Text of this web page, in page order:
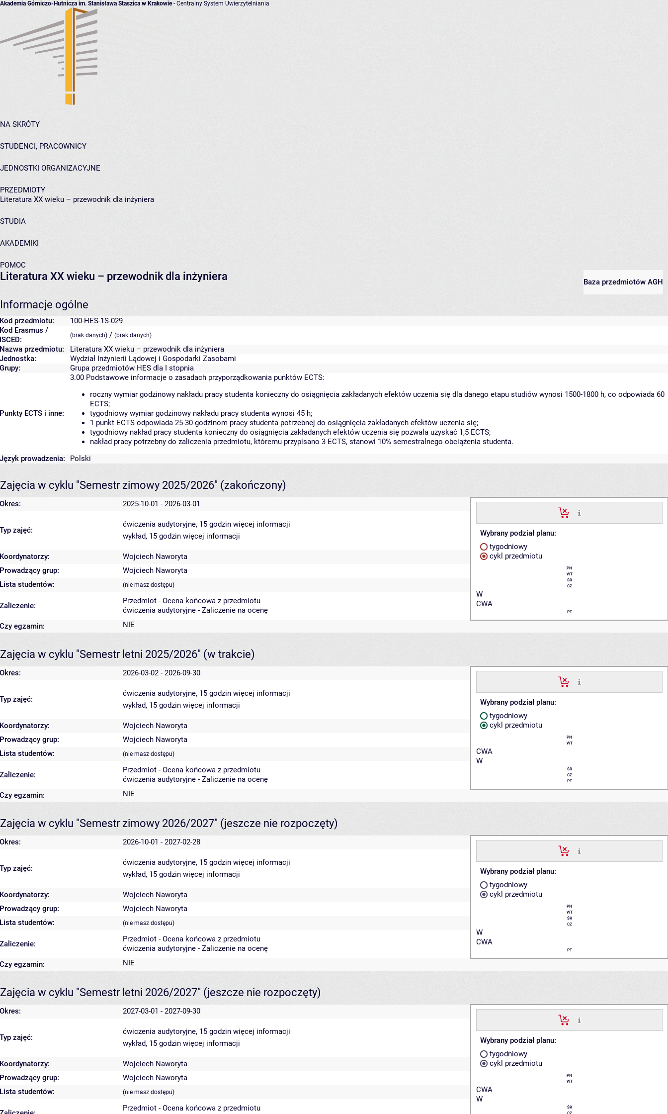
Akademia Górniczo-Hutnicza im. Stanisława Staszica w Krakowie- Centralny System Uwierzytelniania
NA SKRÓTY
STUDENCI, PRACOWNICY
JEDNOSTKI ORGANIZACYJNE
PRZEDMIOTY
Literatura XX wieku – przewodnik dla inżyniera
STUDIA
AKADEMIKI
POMOC
Baza przedmiotów AGH
Literatura XX wieku – przewodnik dla inżyniera
Informacje ogólne
Kod przedmiotu:
100-HES-1S-029
Kod Erasmus /
ISCED:
(brak danych) / (brak danych)
Nazwa przedmiotu:
Literatura XX wieku – przewodnik dla inżyniera
Jednostka:
Wydział Inżynierii Lądowej i Gospodarki Zasobami
Grupy:
Grupa przedmiotów HES dla I stopnia
Punkty ECTS i inne:
3.00 Podstawowe informacje o zasadach przyporządkowania punktów ECTS:
roczny wymiar godzinowy nakładu pracy studenta konieczny do osiągnięcia zakładanych efektów uczenia się dla danego etapu studiów wynosi 1500-1800 h, co odpowiada 60
ECTS;
tygodniowy wymiar godzinowy nakładu pracy studenta wynosi 45 h;
1 punkt ECTS odpowiada 25-30 godzinom pracy studenta potrzebnej do osiągnięcia zakładanych efektów uczenia się;
tygodniowy nakład pracy studenta konieczny do osiągnięcia zakładanych efektów uczenia się pozwala uzyskać 1,5 ECTS;
nakład pracy potrzebny do zaliczenia przedmiotu, któremu przypisano 3 ECTS, stanowi 10% semestralnego obciążenia studenta.
Język prowadzenia:
Polski
Zajęcia w cyklu "Semestr zimowy 2025/2026" (zakończony)
Okres: 2025-10-01 - 2026-03-01
Wybrany podział planu:
tygodniowy
cykl przedmiotu
PN
WT
ŚR
CZ
W
CWA
PT
Typ zajęć:
ćwiczenia audytoryjne, 15 godzin więcej informacji
wykład, 15 godzin więcej informacji
Koordynatorzy:
Wojciech Naworyta
Prowadzący grup:
Wojciech Naworyta
Lista studentów:
(nie masz dostępu)
Zaliczenie:
Przedmiot - Ocena końcowa z przedmiotu
ćwiczenia audytoryjne - Zaliczenie na ocenę
Czy egzamin:
NIE
Zajęcia w cyklu "Semestr letni 2025/2026" (w trakcie)
Okres: 2026-03-02 - 2026-09-30
Wybrany podział planu:
tygodniowy
cykl przedmiotu
PN
WT
CWA
W
ŚR
CZ
PT
Typ zajęć:
ćwiczenia audytoryjne, 15 godzin więcej informacji
wykład, 15 godzin więcej informacji
Koordynatorzy:
Wojciech Naworyta
Prowadzący grup:
Wojciech Naworyta
Lista studentów:
(nie masz dostępu)
Zaliczenie:
Przedmiot - Ocena końcowa z przedmiotu
ćwiczenia audytoryjne - Zaliczenie na ocenę
Czy egzamin:
NIE
Zajęcia w cyklu "Semestr zimowy 2026/2027" (jeszcze nie rozpoczęty)
Okres: 2026-10-01 - 2027-02-28
Wybrany podział planu:
tygodniowy
cykl przedmiotu
PN
WT
ŚR
CZ
W
CWA
PT
Typ zajęć:
ćwiczenia audytoryjne, 15 godzin więcej informacji
wykład, 15 godzin więcej informacji
Koordynatorzy:
Wojciech Naworyta
Prowadzący grup:
Wojciech Naworyta
Lista studentów:
(nie masz dostępu)
Zaliczenie:
Przedmiot - Ocena końcowa z przedmiotu
ćwiczenia audytoryjne - Zaliczenie na ocenę
Czy egzamin:
NIE
Zajęcia w cyklu "Semestr letni 2026/2027" (jeszcze nie rozpoczęty)
Okres: 2027-03-01 - 2027-09-30
Wybrany podział planu:
tygodniowy
cykl przedmiotu
PN
WT
CWA
W
ŚR
Typ zajęć:
ćwiczenia audytoryjne, 15 godzin więcej informacji
wykład, 15 godzin więcej informacji
Koordynatorzy:
Wojciech Naworyta
Prowadzący grup:
Wojciech Naworyta
Lista studentów:
(nie masz dostępu)
Przedmiot - Ocena końcowa z przedmiotu